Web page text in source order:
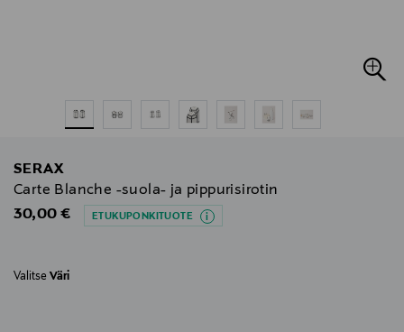
SERAX
Carte Blanche -suola- ja pippurisirotin
Original Price
30,00 € ETUKUPONKITUOTE
Valitse Väri